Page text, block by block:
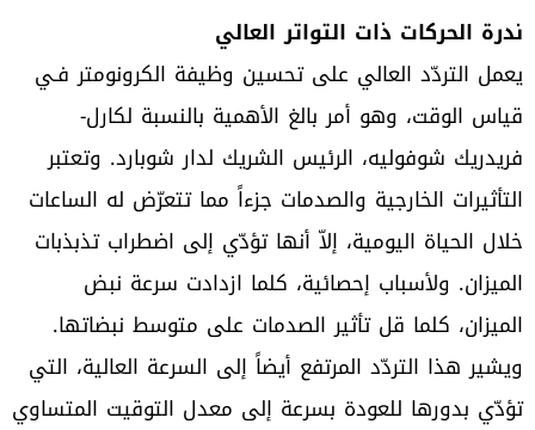
ندرة الحركات ذات التواتر العالي
يعمل التردّد العالي على تحسين وظيفة الكرونومتر فـي
قياس الوقت، وهو أمر بالغ الأهمية بالنسبة لكارل-
فريدريك شوفوليه، الرئيس الشريك لدار شوبارد. وتعتبر
التأثيرات الخارجية والصدمات جزءاً مما تتعرّض له الساعات
خلال الحياة اليومية، إلاّ أنها تؤدّي إلى اضطراب تذبذبات
الميزان. ولأسباب إحصائية، كلما ازدادت سرعة نبض
الميزان، كلما قل تأثير الصدمات على متوسط نبضاتها.
ويشير هذا التردّد المرتفع أيضاً إلى السرعة العالية، التي
تؤدّي بدورها للعودة بسرعة إلى معدل التوقيت المتساوي